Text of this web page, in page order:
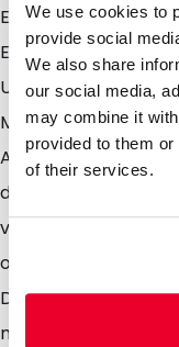
We use cookies to
provide social
We also share
our social media,
may combine it
provided to them
of their services.
Eigenschaften des
Eigenschaften des
Umschlägen. sie
Mailings schützen
Aufmerksamkeit
das erhöht die
verstärken, können
oder in mehreren
Dies ist schon ab
möglich. Gerne